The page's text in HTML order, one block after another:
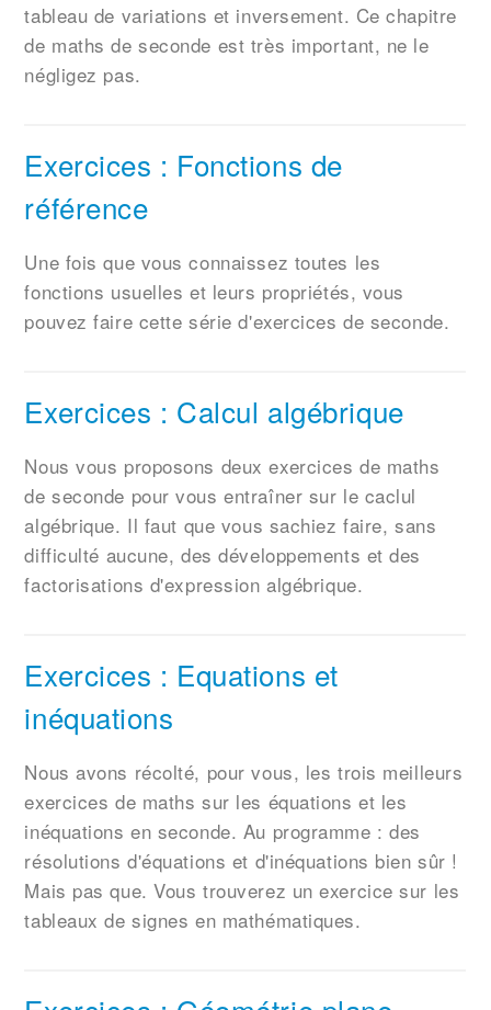
tableau de variations et inversement. Ce chapitre
de maths de seconde est très important, ne le
négligez pas.
Exercices : Fonctions de
référence
Une fois que vous connaissez toutes les
fonctions usuelles et leurs propriétés, vous
pouvez faire cette série d'exercices de seconde.
Exercices : Calcul algébrique
Nous vous proposons deux exercices de maths
de seconde pour vous entraîner sur le caclul
algébrique. Il faut que vous sachiez faire, sans
difficulté aucune, des développements et des
factorisations d'expression algébrique.
Exercices : Equations et
inéquations
Nous avons récolté, pour vous, les trois meilleurs
exercices de maths sur les équations et les
inéquations en seconde. Au programme : des
résolutions d'équations et d'inéquations bien sûr !
Mais pas que. Vous trouverez un exercice sur les
tableaux de signes en mathématiques.